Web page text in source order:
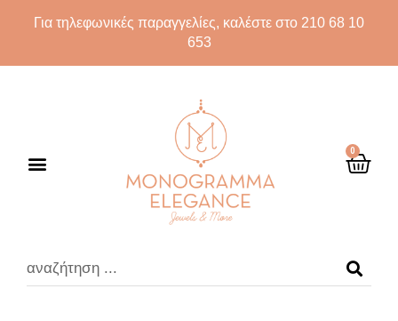
Για τηλεφωνικές παραγγελίες, καλέστε στο 210 68 10
653
0